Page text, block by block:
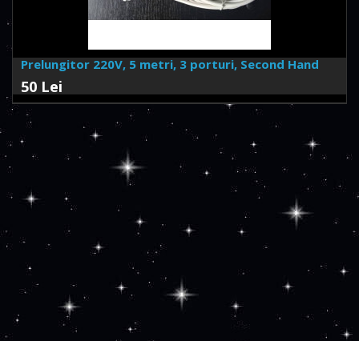
Prelungitor 220V, 5 metri, 3 porturi, Second Hand
50 Lei